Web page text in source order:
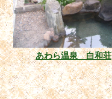
あわら温泉 白和荘